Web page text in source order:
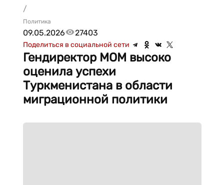
/
Политика
09.05.2026 27403
Поделиться в социальной сети
Гендиректор МОМ высоко
оценила успехи
Туркменистана в области
миграционной политики